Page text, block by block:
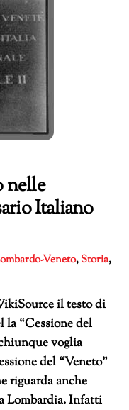
nelle
Italiano
Veneto,Storia,
il testo di
“Cessione del
voglia
del “Veneto”
riguarda anche
Lombardia. Infatti